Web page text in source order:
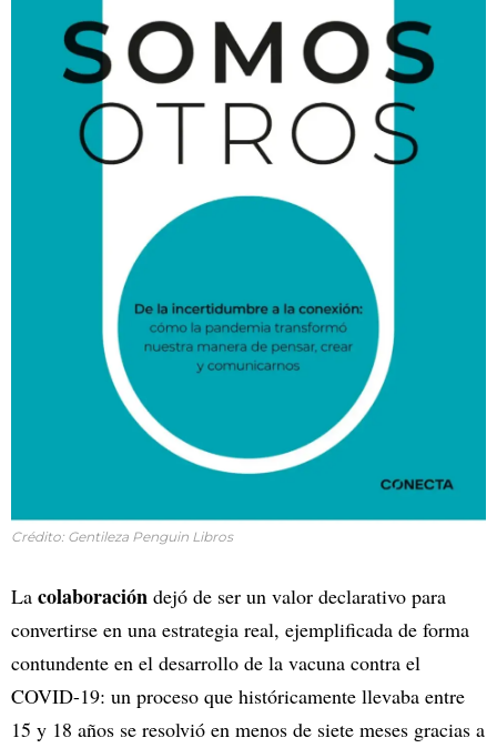
Crédito: Gentileza Penguin Libros
La colaboración dejó de ser un valor declarativo para
convertirse en una estrategia real, ejemplificada de forma
contundente en el desarrollo de la vacuna contra el
COVID-19: un proceso que históricamente llevaba entre
15 y 18 años se resolvió en menos de siete meses gracias a